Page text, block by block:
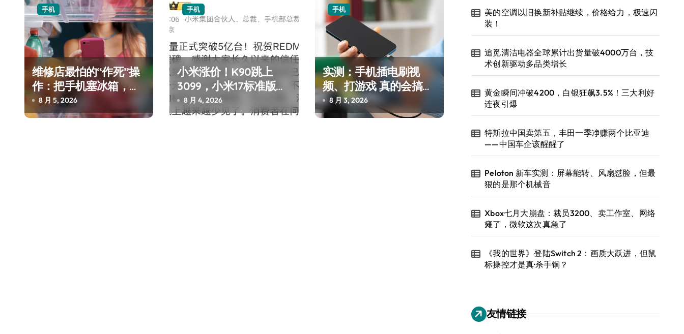
手机
维修店最怕的“作死”操
作：把手机塞冰箱，你
中招了吗？
8 月 5, 2026
手机
小米涨价！K90跳上
3099，小米17标准版逼
近4800
8 月 4, 2026
手机
实测：手机插电刷视
频、打游戏 真的会搞坏
电池吗？
8 月 3, 2026
美的空调以旧换新补贴继续，价格给力，极速闪
装！
追觅清洁电器全球累计出货量破4000万台，技
术创新驱动多品类增长
黄金瞬间冲破4200，白银狂飙3.5%！三大利好
连夜引爆
特斯拉中国卖第五，丰田一季净赚两个比亚迪
——中国车企该醒醒了
Peloton 新车实测：屏幕能转、风扇怼脸，但最
狠的是那个机械音
Xbox七月大崩盘：裁员3200、卖工作室、网络
瘫了，微软这次真急了
《我的世界》登陆Switch 2：画质大跃进，但鼠
标操控才是真·杀手锏？
友情链接